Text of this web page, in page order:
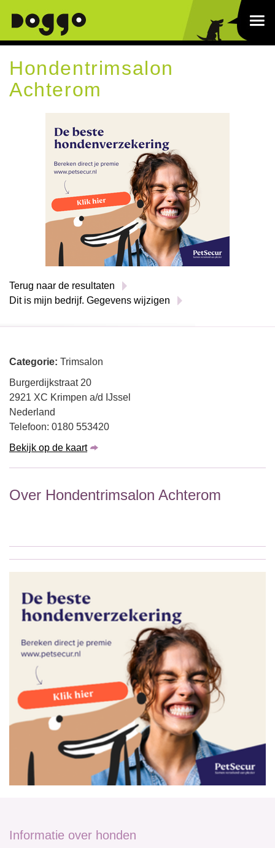
Hondentrimsalon
Achterom
Terug naar de resultaten
Dit is mijn bedrijf. Gegevens wijzigen
Categorie: Trimsalon
Burgerdijkstraat 20
2921 XC Krimpen a/d IJssel
Nederland
Telefoon: 0180 553420
Bekijk op de kaart
Over Hondentrimsalon Achterom
Informatie over honden